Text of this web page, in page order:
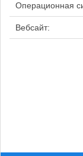
Операционная
Вебсайт: